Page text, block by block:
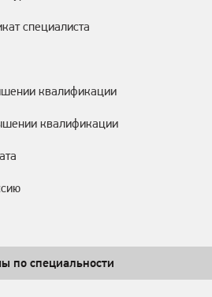
специалиста
квалификации
квалификации
по специальности